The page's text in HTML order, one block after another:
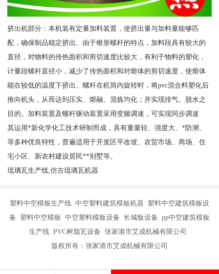
挤出机部分：本机装有定量加料装置，使挤出量与加料量能够匹
配，确保制品稳定挤出。由于锥形螺杆的特点，加料段具有较大的
直径，对物料的传热面积和剪切速度比较大，有利于物料的塑化，
计量段螺杆直径小，减少了传热面积和对熔体的剪切速度，使熔体
能在较低的温度下挤出。螺杆在机筒内旋转时，将pvc混合料塑化后
推向机头，从而达到压实、熔融、混炼均化；并实现排气、脱水之
目的。加料装置及螺杆驱动装置采用变频调速，可实现同步调速
其运用*新化学化工技术研制而成，具有重量轻、强度大、*防潮、
等多种优良特性，普遍适用于开发区平改坡、农贸市场、商场、住
宅小区、新农村建设居民**别墅等。
琉璃瓦生产线,仿古琉璃瓦机器
塑料中空模板生产线 中空塑料建筑模板机器 塑料中空建筑模板设
备 塑料中空模板 中空塑料模板设备 长城板设备 pp中空建筑模板
生产线 PVC树脂瓦设备 张家港市艾成机械有限公司
版权所有：张家港市艾成机械有限公司